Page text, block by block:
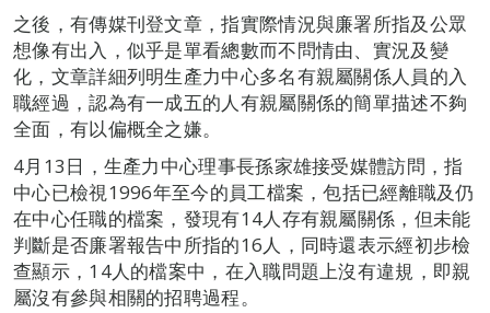
之後，有傳媒刊登文章，指實際情況與廉署所指及公眾
想像有出入，似乎是單看總數而不問情由、實況及變
化，文章詳細列明生產力中心多名有親屬關係人員的入
職經過，認為有一成五的人有親屬關係的簡單描述不夠
全面，有以偏概全之嫌。
4月13日，生產力中心理事長孫家雄接受媒體訪問，指
中心已檢視1996年至今的員工檔案，包括已經離職及仍
在中心任職的檔案，發現有14人存有親屬關係，但未能
判斷是否廉署報告中所指的16人，同時還表示經初步檢
查顯示，14人的檔案中，在入職問題上沒有違規，即親
屬沒有參與相關的招聘過程。